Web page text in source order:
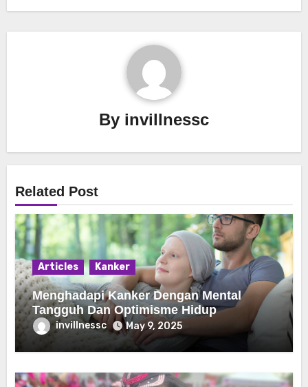
By invillnessc
Related Post
Articles Kanker
Menghadapi Kanker Dengan Mental
Tangguh Dan Optimisme Hidup
invillnessc May 9, 2025